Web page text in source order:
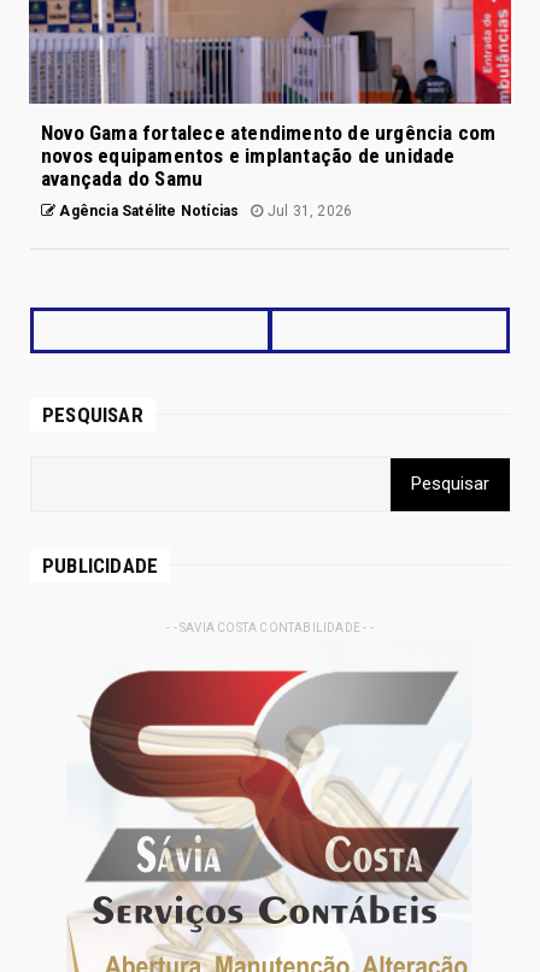
Novo Gama fortalece atendimento de urgência com
novos equipamentos e implantação de unidade
avançada do Samu
Agência Satélite Notícias Jul 31, 2026
PESQUISAR
PUBLICIDADE
- - SAVIA COSTA CONTABILIDADE - -